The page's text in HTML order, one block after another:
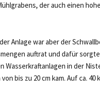
der auch einen
Anlage war aber der
auftrat und dafür
Wasserkraftanlagen in der
bis zu 20 cm kam. Auf ca. 40